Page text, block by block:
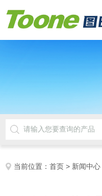
当前位置：首页 > 新闻中心